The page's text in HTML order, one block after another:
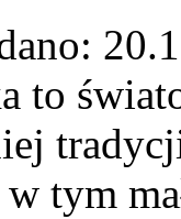
to
tym